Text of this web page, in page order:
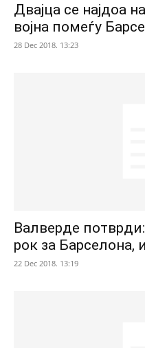
Двајца се најдоа
војна помеѓу
28 Dec 2018. 13:23
Валверде
рок за Барселона,
22 Dec 2018. 13:19